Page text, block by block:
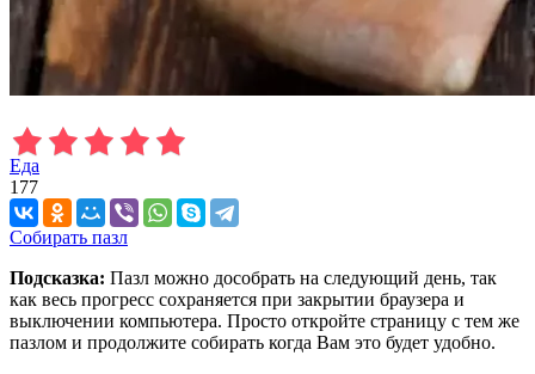
Еда
177
Собирать пазл
Подсказка: Пазл можно дособрать на следующий день, так
как весь прогресс сохраняется при закрытии браузера и
выключении компьютера. Просто откройте страницу с тем же
пазлом и продолжите собирать когда Вам это будет удобно.